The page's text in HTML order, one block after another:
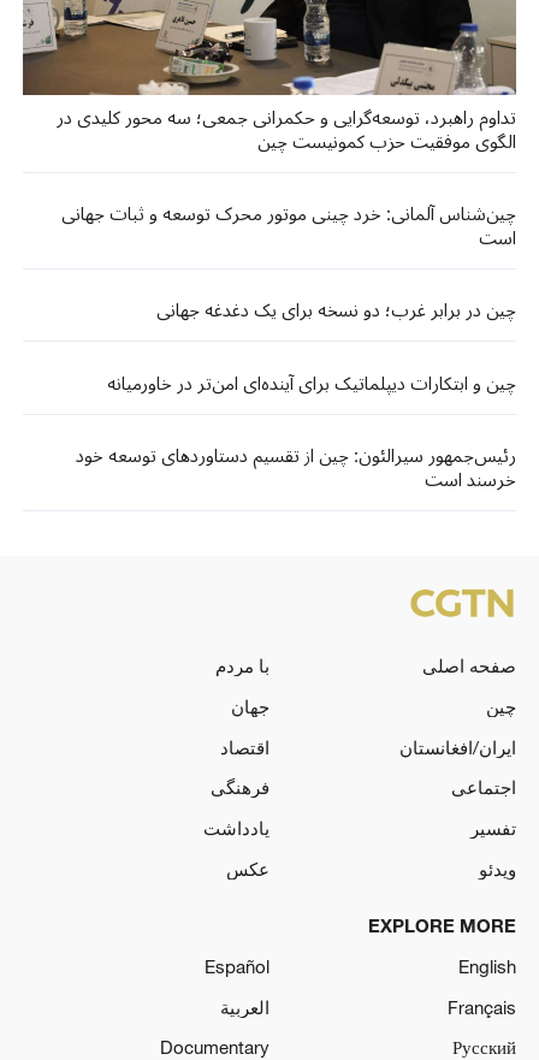
تداوم راهبرد، توسعه‌گرایی و حکمرانی جمعی؛ سه محور کلیدی در
الگوی موفقیت حزب کمونیست چین
چین‌شناس آلمانی: خرد چینی موتور محرک توسعه و ثبات جهانی
است
چین در برابر غرب؛ دو نسخه برای یک دغدغه جهانی
چین و ابتکارات دیپلماتیک برای آینده‌ای امن‌تر در خاورمیانه
رئیس‌جمهور سیرالئون: چین از تقسیم دستاوردهای توسعه خود
خرسند است
صفحه اصلی
با مردم
چین
جهان
ایران/افغانستان
اقتصاد
اجتماعی
فرهنگی
تفسیر
یادداشت
ویدئو
عکس
EXPLORE MORE
English
Español
Français
العربية
Русский
Documentary